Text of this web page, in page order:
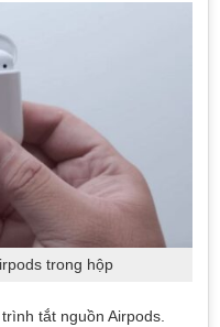
trong hộp
tắt nguồn Airpods.